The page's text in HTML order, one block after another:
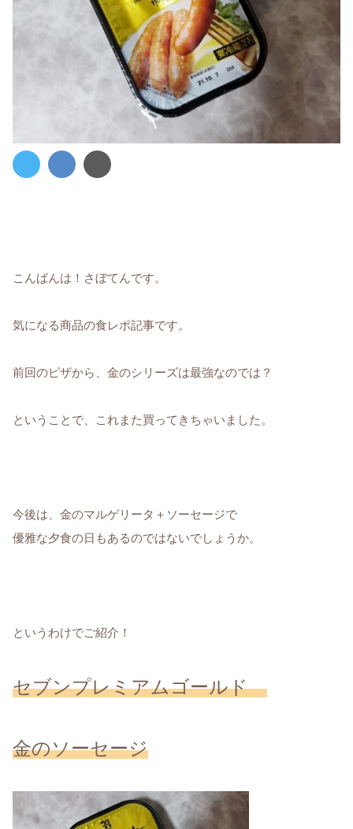
こんばんは！さぼてんです。
気になる商品の食レポ記事です。
前回のピザから、金のシリーズは最強なのでは？
ということで、これまた買ってきちゃいました。
今後は、金のマルゲリータ＋ソーセージで
優雅な夕食の日もあるのではないでしょうか。
というわけでご紹介！
セブンプレミアムゴールド
金のソーセージ